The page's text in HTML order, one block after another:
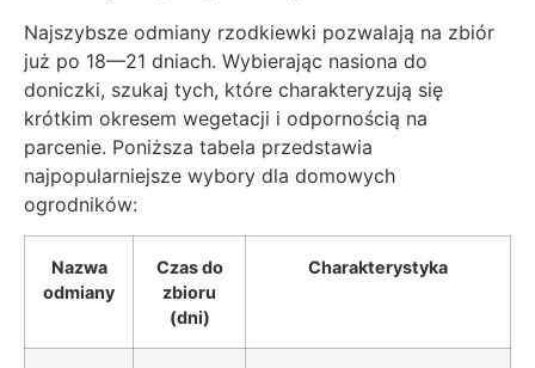
Najszybsze odmiany rzodkiewki pozwalają na zbiór
już po 18—21 dniach. Wybierając nasiona do
doniczki, szukaj tych, które charakteryzują się
krótkim okresem wegetacji i odpornością na
parcenie. Poniższa tabela przedstawia
najpopularniejsze wybory dla domowych
ogrodników:
Nazwa
odmiany
Czas do
zbioru
(dni)
Charakterystyka